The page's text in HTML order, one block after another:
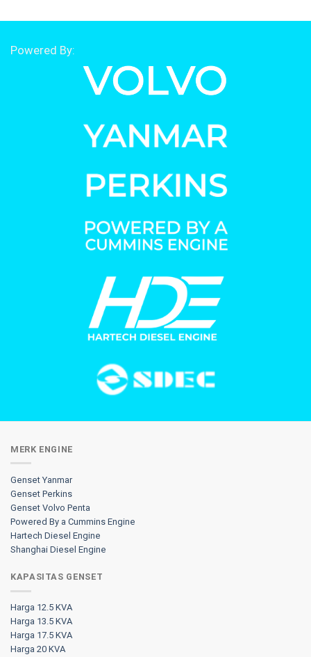
Powered By:
MERK ENGINE
Genset Yanmar
Genset Perkins
Genset Volvo Penta
Powered By a Cummins Engine
Hartech Diesel Engine
Shanghai Diesel Engine
KAPASITAS GENSET
Harga 12.5 KVA
Harga 13.5 KVA
Harga 17.5 KVA
Harga 20 KVA